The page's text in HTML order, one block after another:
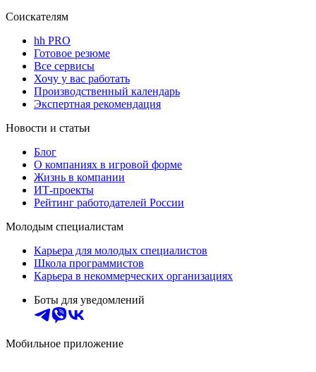
Соискателям
hh PRO
Готовое резюме
Все сервисы
Хочу у вас работать
Производственный календарь
Экспертная рекомендация
Новости и статьи
Блог
О компаниях в игровой форме
Жизнь в компании
ИТ-проекты
Рейтинг работодателей России
Молодым специалистам
Карьера для молодых специалистов
Школа программистов
Карьера в некоммерческих организациях
Боты для уведомлений
Мобильное приложение